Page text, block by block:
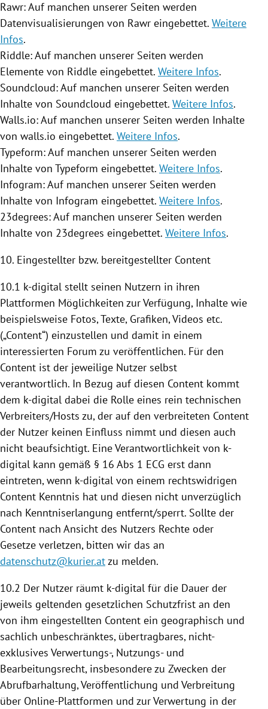
Rawr: Auf manchen unserer Seiten werden
Datenvisualisierungen von Rawr eingebettet. Weitere
Infos.
Riddle: Auf manchen unserer Seiten werden
Elemente von Riddle eingebettet. Weitere Infos.
Soundcloud: Auf manchen unserer Seiten werden
Inhalte von Soundcloud eingebettet. Weitere Infos.
Walls.io: Auf manchen unserer Seiten werden Inhalte
von walls.io eingebettet. Weitere Infos.
Typeform: Auf manchen unserer Seiten werden
Inhalte von Typeform eingebettet. Weitere Infos.
Infogram: Auf manchen unserer Seiten werden
Inhalte von Infogram eingebettet. Weitere Infos.
23degrees: Auf manchen unserer Seiten werden
Inhalte von 23degrees eingebettet. Weitere Infos.
10. Eingestellter bzw. bereitgestellter Content
10.1 k-digital stellt seinen Nutzern in ihren
Plattformen Möglichkeiten zur Verfügung, Inhalte wie
beispielsweise Fotos, Texte, Grafiken, Videos etc.
(„Content“) einzustellen und damit in einem
interessierten Forum zu veröffentlichen. Für den
Content ist der jeweilige Nutzer selbst
verantwortlich. In Bezug auf diesen Content kommt
dem k-digital dabei die Rolle eines rein technischen
Verbreiters/Hosts zu, der auf den verbreiteten Content
der Nutzer keinen Einfluss nimmt und diesen auch
nicht beaufsichtigt. Eine Verantwortlichkeit von k-
digital kann gemäß § 16 Abs 1 ECG erst dann
eintreten, wenn k-digital von einem rechtswidrigen
Content Kenntnis hat und diesen nicht unverzüglich
nach Kenntniserlangung entfernt/sperrt. Sollte der
Content nach Ansicht des Nutzers Rechte oder
Gesetze verletzen, bitten wir das an
datenschutz@kurier.atzu melden.
10.2 Der Nutzer räumt k-digital für die Dauer der
jeweils geltenden gesetzlichen Schutzfrist an den
von ihm eingestellten Content ein geographisch und
sachlich unbeschränktes, übertragbares, nicht-
exklusives Verwertungs-, Nutzungs- und
Bearbeitungsrecht, insbesondere zu Zwecken der
Abrufbarhaltung, Veröffentlichung und Verbreitung
über Online-Plattformen und zur Verwertung in der